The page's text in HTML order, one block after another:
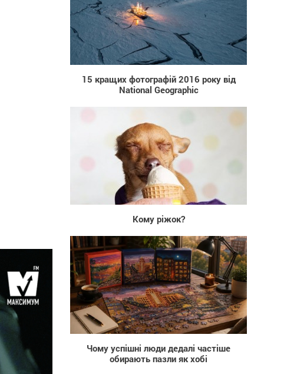
1 322
15 кращих фотографій 2016 року від
National Geographic
Кому ріжок?
7
Чому успішні люди дедалі частіше
обирають пазли як хобі